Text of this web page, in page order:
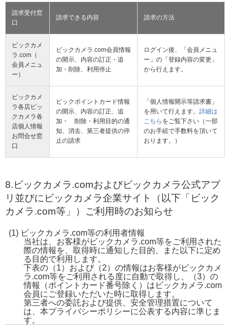
請求受付窓
口
請求できる内容 請求の方法
ビックカメ
ラ.com （
会員メニュ
ー）
ビックカメラ.com会員情報
の開示、内容の訂正・追
加・削除、利用停止
ログイン後、「会員メニュ
ー」の「登録内容の変更」
から行えます。
ビックカメ
ラ各店ビッ
クカメラ各
店個人情報
お問合せ窓
口
ビックポイントカード情報
の開示、内容の訂正、追
加・ 削除・利用目的の通
知、消去、第三者提供の停
止の請求
「個人情報開示等請求書」
を用いて行えます。 詳細は
こちら をご覧下さい（一部
のお手続で手数料を頂いて
おります。）
8.ビックカメラ.comおよびビックカメラ公式アプ
リ並びにビックカメラ企業サイト（以下「ビック
カメラ.com等」）ご利用時のお知らせ
ビックカメラ.com等の利用者情報
当社は、お客様がビックカメラ.com等をご利用された
際の情報を、取得時に通知した目的、また以下に定め
る目的で利用します。
下表の（1）および（2）の情報はお客様がビックカメ
ラ.com等をご利用される度に自動で取得し、（3）の
情報（ポイントカード番号除く）はビックカメラ.com
会員にご登録いただいた時に取得します。
第三者への委託および提供、安全管理措置について
は、本プライバシーポリシーに公表する内容に準じま
す。